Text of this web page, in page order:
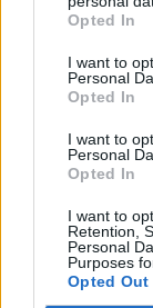
Opted In
I want to
Personal
Opted In
I want to
Personal
Opted In
I want to
Retention,
Personal
Purposes
Opted Out
Marinha lança
hangar em Tróia
A Marinha abriu
mil euros,...